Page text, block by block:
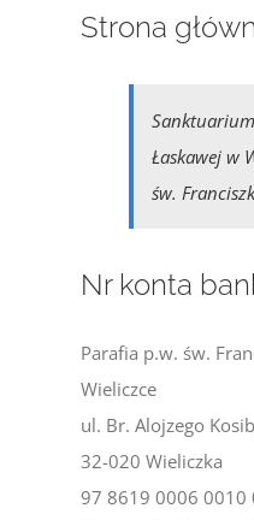
Strona
Łaskawej w
św.
Nr konta
Parafia p.w. św.
Wieliczce
ul. Br. Alojzego
32-020 Wieliczka
97 8619 0006 0010